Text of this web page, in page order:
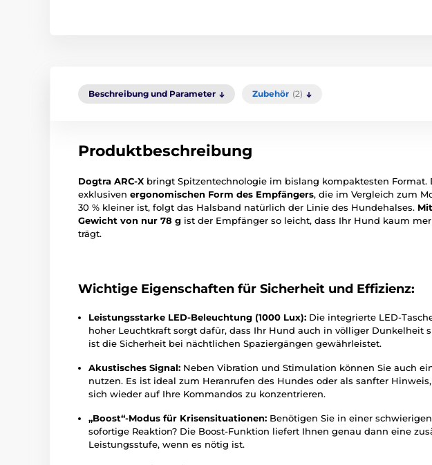
Beschreibung und Parameter Zubehör (2)
Produktbeschreibung
Dogtra ARC-X bringt Spitzentechnologie im bislang kompaktesten Format.
exklusiven ergonomischen Form des Empfängers, die im Vergleich zum
30 % kleiner ist, folgt das Halsband natürlich der Linie des Hundehalses.
Gewicht von nur 78 g ist der Empfänger so leicht, dass Ihr Hund kaum
trägt.
Wichtige Eigenschaften für Sicherheit und Effizienz:
Leistungsstarke LED-Beleuchtung (1000 Lux): Die integrierte LED-
hoher Leuchtkraft sorgt dafür, dass Ihr Hund auch in völliger Dunkelheit
ist die Sicherheit bei nächtlichen Spaziergängen gewährleistet.
Akustisches Signal: Neben Vibration und Stimulation können Sie auch
nutzen. Es ist ideal zum Heranrufen des Hundes oder als sanfter
sich wieder auf Ihre Kommandos zu konzentrieren.
„Boost“-Modus für Krisensituationen: Benötigen Sie in einer
sofortige Reaktion? Die Boost-Funktion liefert Ihnen genau dann eine
Leistungsstufe, wenn es nötig ist.